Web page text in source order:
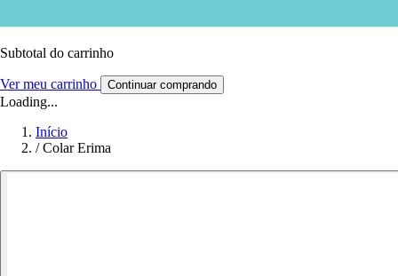
Subtotal do carrinho
Ver meu carrinho Continuar comprando
Loading...
Início
/ Colar Erima